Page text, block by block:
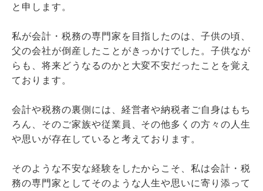
と申します。
私が会計・税務の専門家を目指したのは、子供の頃、
父の会社が倒産したことがきっかけでした。子供なが
らも、将来どうなるのかと大変不安だったことを覚え
ております。
会計や税務の裏側には、経営者や納税者ご自身はもち
ろん、そのご家族や従業員、その他多くの方々の人生
や思いが存在していると考えております。
そのような不安な経験をしたからこそ、私は会計・税
務の専門家としてそのような人生や思いに寄り添って